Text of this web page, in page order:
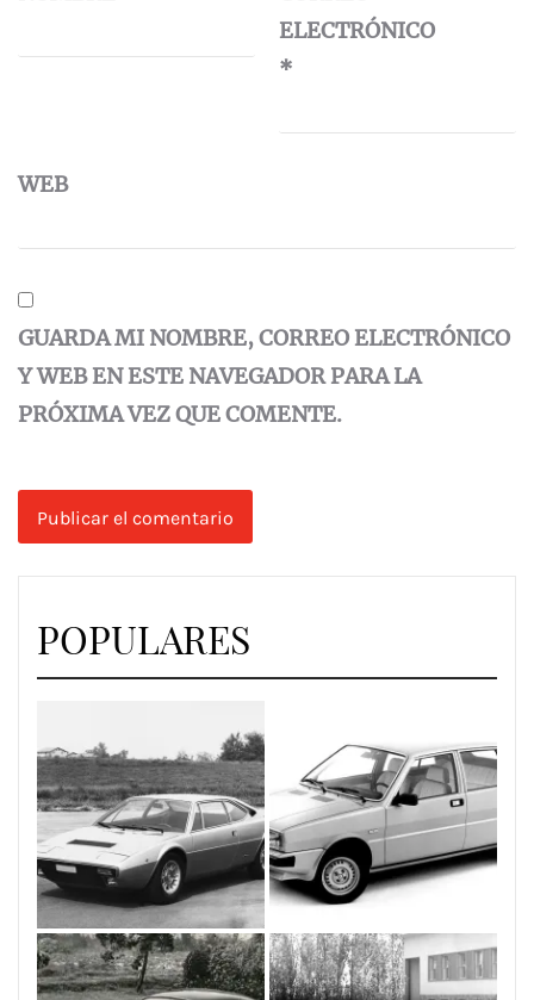
ELECTRÓNICO
*
WEB
GUARDA MI NOMBRE, CORREO ELECTRÓNICO
Y WEB EN ESTE NAVEGADOR PARA LA
PRÓXIMA VEZ QUE COMENTE.
POPULARES